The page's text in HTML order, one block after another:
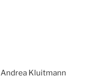
Andrea Kluitmann